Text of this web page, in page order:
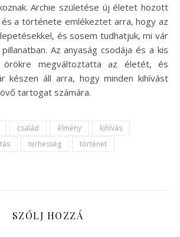
Archie születése új életet hozott
és a története emlékeztet arra, hogy az
és sosem tudhatjuk, mi vár
Az anyaság csodája és a kis
örökre megváltoztatta az életét, és
készen áll arra, hogy minden kihívást
tartogat számára.
család élmény
kihívás
terhesség
történet
SZÓLJ HOZZÁ